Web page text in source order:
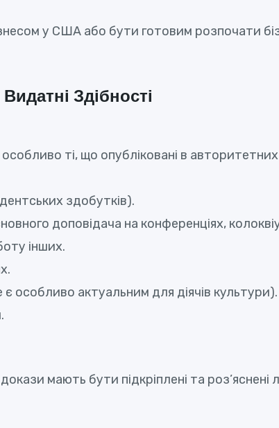
у США або бути готовим розпочати
Здібності
особливо ті, що опубліковані в
здобутків).
доповідача на конференціях,
інших.
особливо актуальним для діячів культури).
мають бути підкріплені та роз’яснені